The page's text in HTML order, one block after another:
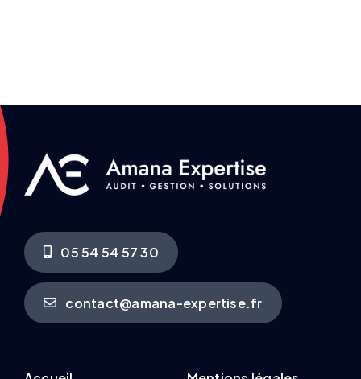
05 54 54 57 30
contact@amana-expertise.fr